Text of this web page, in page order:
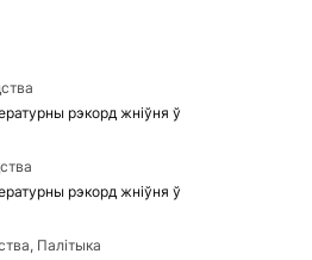
рэкорд жніўня ў
рэкорд жніўня ў
Палітыка